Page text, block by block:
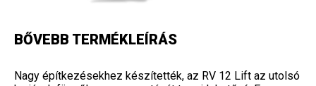
BŐVEBB TERMÉKLEÍRÁS
Nagy építkezésekhez készítették, az RV 12 Lift az utolsó